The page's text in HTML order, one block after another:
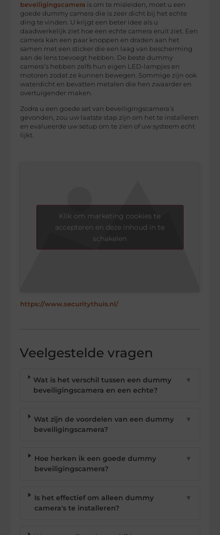
beveiligingscamera is om te misleiden, moet u een
goede dummy camera die is zeer dicht bij het echte
ding te vinden. U krijgt een beter idee als u
daadwerkelijk ziet hoe een echte camera eruit ziet. Een
camera kan een paar knoppen en draden aan het
samen met een sticker die een laag van bescherming
aan de lens toevoegt hebben. De beste dummy
camera’s hebben zelfs hun eigen LED-lampjes en
motoren zodat ze kunnen bewegen. Sommige zijn ook
waterdicht en bevatten metalen die hen zwaarder en
overtuigender maken.
Zodra u een goede set van beveiligingscamera’s
gevonden, zou uw laatste stap zijn om het te installeren
en evalueerde uw setup om te zien of uw systeem echt
lijkt.
Klik om marketing cookies te
accepteren en deze inhoud in te
schakelen
https://www.securitythuis.nl/
Veelgestelde vragen
Wat is het verschil tussen een dummy
beveiligingscamera en een echte?
▼
Wat zijn de voordelen van een dummy
beveiligingscamera?
▼
Hoe herken ik een goede dummy
beveiligingscamera?
▼
Is het effectief om alleen dummy
camera's te installeren?
▼